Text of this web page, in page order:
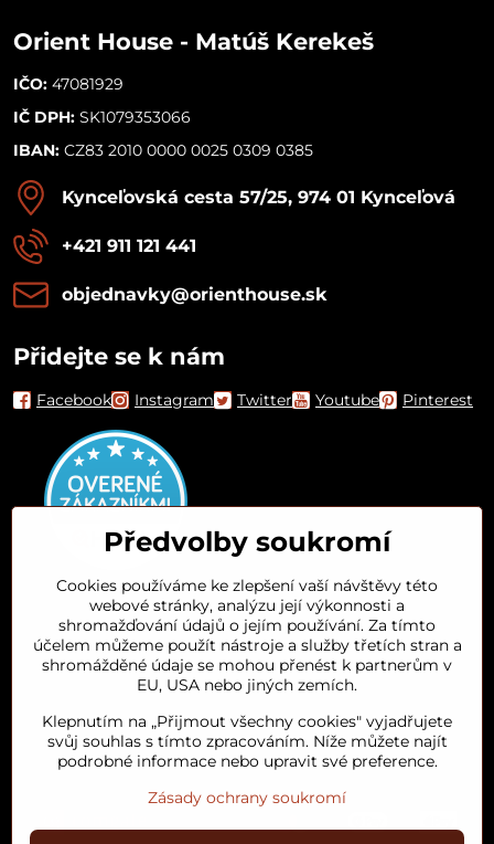
Orient House - Matúš Kerekeš
IČO: 47081929
IČ DPH: SK1079353066
IBAN: CZ83 2010 0000 0025 0309 0385
Kynceľovská cesta 57/25, 974 01 Kynceľová
+421 911 121 441
objednavky​@orienthouse​.sk
Přidejte se k nám
Facebook Instagram Twitter Youtube Pinterest
Orient House
Arganový olej
Oblíbené kategorie
Předvolby soukromí
Cookies používáme ke zlepšení vaší návštěvy této
webové stránky, analýzu její výkonnosti a
shromažďování údajů o jejím používání. Za tímto
účelem můžeme použít nástroje a služby třetích stran a
shromážděné údaje se mohou přenést k partnerům v
EU, USA nebo jiných zemích.
Klepnutím na „Přijmout všechny cookies" vyjadřujete
svůj souhlas s tímto zpracováním. Níže můžete najít
podrobné informace nebo upravit své preference.
Zásady ochrany soukromí